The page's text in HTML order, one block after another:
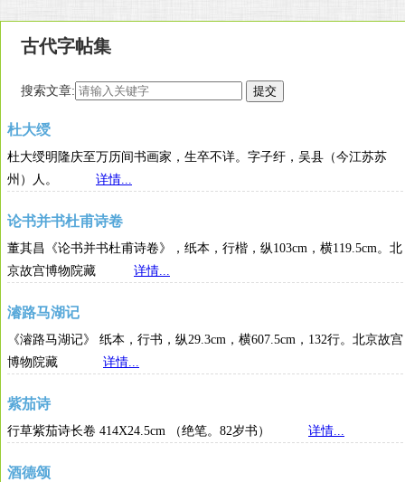
古代字帖集
搜索文章:
杜大绶
杜大绶明隆庆至万历间书画家，生卒不详。字子纡，吴县（今江苏苏
州）人。 详情...
论书并书杜甫诗卷
董其昌《论书并书杜甫诗卷》，纸本，行楷，纵103cm，横119.5cm。北
京故宫博物院藏 详情...
濬路马湖记
《濬路马湖记》 纸本，行书，纵29.3cm，横607.5cm，132行。北京故宫
博物院藏 详情...
紫茄诗
行草紫茄诗长卷 414X24.5cm （绝笔。82岁书） 详情...
酒德颂